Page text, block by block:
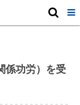

係功労）を受